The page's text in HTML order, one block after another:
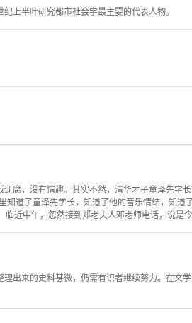
上半叶研究都市社会学最主要的代表人物。
腐，没有情趣。其实不然，清华才子童泽先学
道了童泽先学长，知道了他的音乐情结，知道
近中午，忽然接到郑老夫人邓老师电话，说是今
出来的史料甚微，仍需有识者继续努力。在文